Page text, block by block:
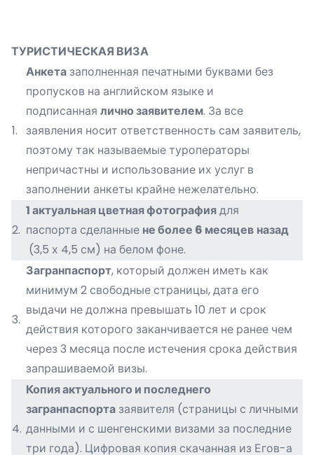
ТУРИСТИЧЕСКАЯ ВИЗА
1.
Анкета заполненная печатными буквами без
пропусков на английском языке и
подписанная лично заявителем. За все
заявления носит ответственность сам заявитель,
поэтому так называемые туроператоры
непричастны и использование их услуг в
заполнении анкеты крайне нежелательно.
2.
1 актуальная цветная фотографиядля
паспорта сделанные не более 6 месяцев назад
(3,5 х 4,5 см) на белом фоне.
3.
Загранпаспорт, который должен иметь как
минимум 2 свободные страницы, дата его
выдачи не должна превышать 10 лет и срок
действия которого заканчивается не ранее чем
через 3 месяца после истечения срока действия
запрашиваемой визы.
4.
Копияактуального и последнего
загранпаспорта заявителя (страницы с личными
данными и с шенгенскими визами за последние
три года). Цифровая копия скачанная из Егов-а